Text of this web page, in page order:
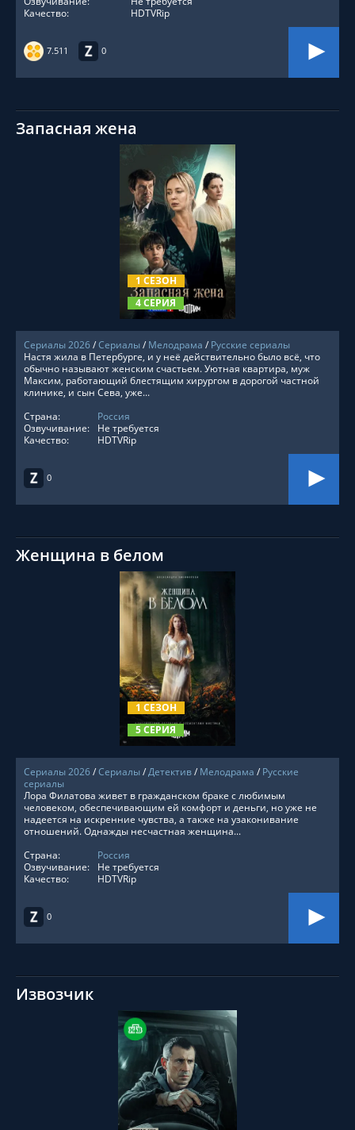
7.511 0
Качество:
HDTVRip
Запасная жена
1 СЕЗОН
4 СЕРИЯ
СМОТРЕТЬ ОНЛАЙН
Сериалы 2026/Сериалы/ Мелодрама / Русские сериалы
0
Настя жила в Петербурге, и у неё действительно было всё, что
обычно называют женским счастьем. Уютная квартира, муж
Максим, работающий блестящим хирургом в дорогой частной
клинике, и сын Сева, уже...
Страна:
Россия
Озвучивание:
Не требуется
Качество:
HDTVRip
Женщина в белом
1 СЕЗОН
5 СЕРИЯ
СМОТРЕТЬ ОНЛАЙН
Сериалы 2026/Сериалы/Детектив/ Мелодрама / Русские
сериалы
0
Лора Филатова живет в гражданском браке с любимым
человеком, обеспечивающим ей комфорт и деньги, но уже не
надеется на искренние чувства, а также на узаконивание
отношений. Однажды несчастная женщина...
Страна:
Россия
Озвучивание:
Не требуется
Качество:
HDTVRip
Извозчик
СМОТРЕТЬ ОНЛАЙН